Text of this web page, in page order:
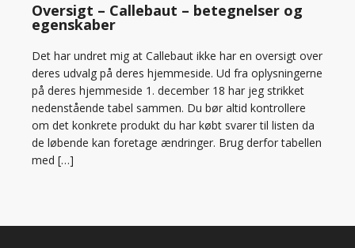
Oversigt – Callebaut – betegnelser og
egenskaber
Det har undret mig at Callebaut ikke har en oversigt over
deres udvalg på deres hjemmeside. Ud fra oplysningerne
på deres hjemmeside 1. december 18 har jeg strikket
nedenstående tabel sammen. Du bør altid kontrollere
om det konkrete produkt du har købt svarer til listen da
de løbende kan foretage ændringer. Brug derfor tabellen
med […]